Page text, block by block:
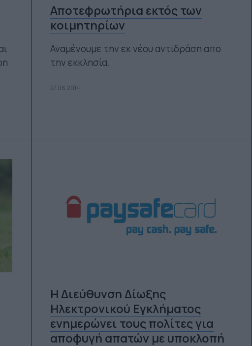
Αποτεφρωτήρια εκτός των
κοιμητηρίων
Αναμένουμε την εκ νέου αντιδράση απο
την εκκλησία.
27.06.2014
Η Διεύθυνση Δίωξης
Ηλεκτρονικού Εγκλήματος
ενημερώνει τους πολίτες για
αποφυγή απατών με υποκλοπή